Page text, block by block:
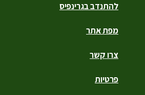
להתנדב בגרינפיס
מפת אתר
צרו קשר
פרטיות